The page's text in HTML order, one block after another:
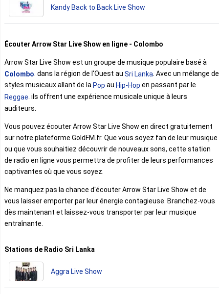
Kandy Back to Back Live Show
Écouter Arrow Star Live Show en ligne - Colombo
Arrow Star Live Show est un groupe de musique populaire basé à
Colombo . dans la région de l'Ouest au Sri Lanka . Avec un mélange de
styles musicaux allant de la Pop au Hip-Hop en passant par le
Reggae . ils offrent une expérience musicale unique à leurs
auditeurs.
Vous pouvez écouter Arrow Star Live Show en direct gratuitement
sur notre plateforme GoldFM.fr. Que vous soyez fan de leur musique
ou que vous souhaitiez découvrir de nouveaux sons, cette station
de radio en ligne vous permettra de profiter de leurs performances
captivantes où que vous soyez.
Ne manquez pas la chance d'écouter Arrow Star Live Show et de
vous laisser emporter par leur énergie contagieuse. Branchez-vous
dès maintenant et laissez-vous transporter par leur musique
entraînante.
Stations de Radio Sri Lanka
Aggra Live Show